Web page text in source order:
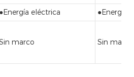
●Energía eléctrica
●Energía
marco Sin marco